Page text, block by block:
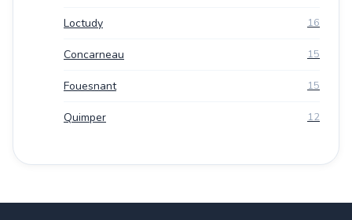
Loctudy 16
Concarneau 15
Fouesnant 15
Quimper 12